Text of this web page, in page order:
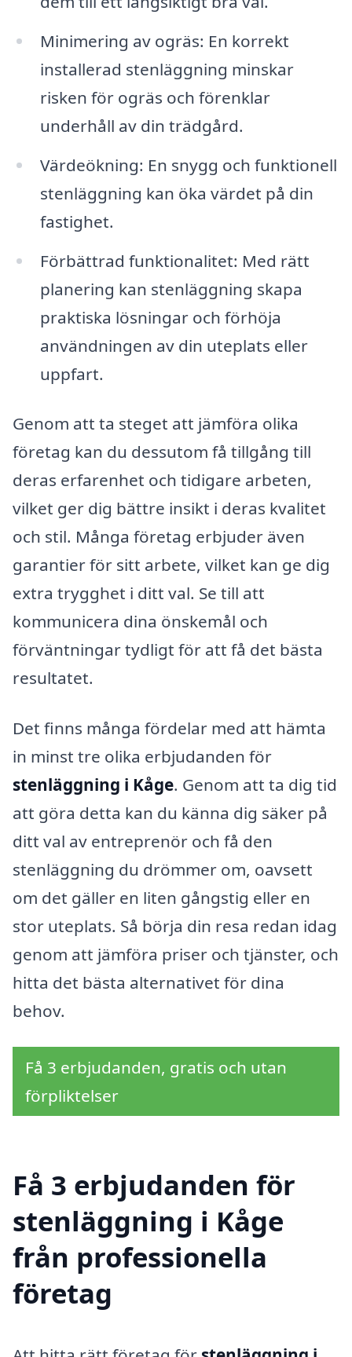
Minimering av ogräs: En korrekt
installerad stenläggning minskar
risken för ogräs och förenklar
underhåll av din trädgård.
Värdeökning: En snygg och funktionell
stenläggning kan öka värdet på din
fastighet.
Förbättrad funktionalitet: Med rätt
planering kan stenläggning skapa
praktiska lösningar och förhöja
användningen av din uteplats eller
uppfart.
Genom att ta steget att jämföra olika
företag kan du dessutom få tillgång till
deras erfarenhet och tidigare arbeten,
vilket ger dig bättre insikt i deras kvalitet
och stil. Många företag erbjuder även
garantier för sitt arbete, vilket kan ge dig
extra trygghet i ditt val. Se till att
kommunicera dina önskemål och
förväntningar tydligt för att få det bästa
resultatet.
Det finns många fördelar med att hämta
in minst tre olika erbjudanden för
stenläggning i Kåge. Genom att ta dig tid
att göra detta kan du känna dig säker på
ditt val av entreprenör och få den
stenläggning du drömmer om, oavsett
om det gäller en liten gångstig eller en
stor uteplats. Så börja din resa redan idag
genom att jämföra priser och tjänster, och
hitta det bästa alternativet för dina
behov.
Få 3 erbjudanden, gratis och utan
förpliktelser
Få 3 erbjudanden för
stenläggning i Kåge
från professionella
företag